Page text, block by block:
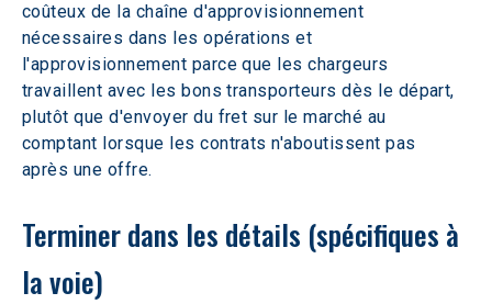
coûteux de la chaîne d'approvisionnement
nécessaires dans les opérations et
l'approvisionnement parce que les chargeurs
travaillent avec les bons transporteurs dès le départ,
plutôt que d'envoyer du fret sur le marché au
comptant lorsque les contrats n'aboutissent pas
après une offre.
Terminer dans les détails (spécifiques à
la voie)